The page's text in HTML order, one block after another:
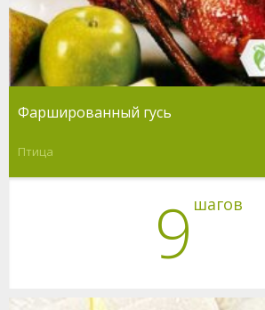
Фаршированный гусь
Птица
9 шагов